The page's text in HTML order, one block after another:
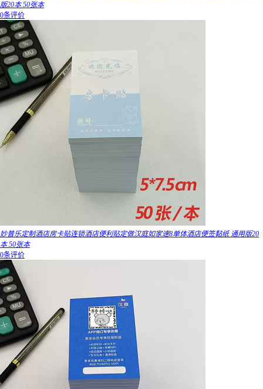
版20本 50张本
0条评价
妙普乐定制酒店房卡贴连锁酒店便利贴定做汉庭如家速8单体酒店便签黏纸 通用版20
本 50张本
0条评价